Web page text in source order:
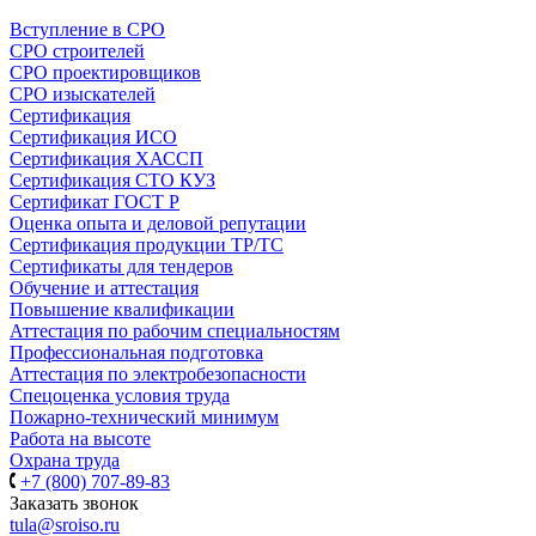
Вступление в СРО
СРО строителей
СРО проектировщиков
СРО изыскателей
Сертификация
Сертификация ИСО
Сертификация ХАССП
Сертификация СТО КУЗ
Сертификат ГОСТ Р
Оценка опыта и деловой репутации
Сертификация продукции ТР/ТС
Сертификаты для тендеров
Обучение и аттестация
Повышение квалификации
Аттестация по рабочим специальностям
Профессиональная подготовка
Аттестация по электробезопасности
Спецоценка условия труда
Пожарно-технический минимум
Работа на высоте
Охрана труда
+7 (800) 707-89-83
Заказать звонок
tula@sroiso.ru